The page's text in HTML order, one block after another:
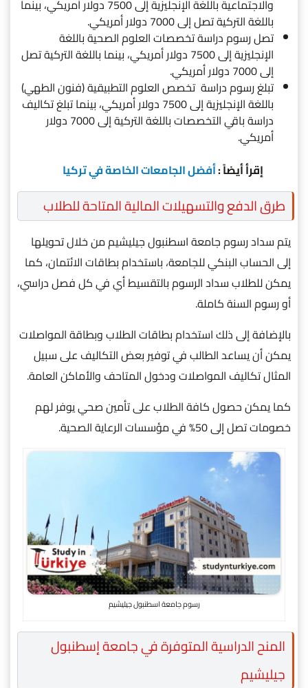
والاجتماعية باللغة الإنجليزية إلى 7500 دولار أمريكي، بينما
باللغة التركية تصل إلى 7000 دولار أمريكي.
تصل رسوم دراسة تخصصات العلوم الصحية باللغة
الإنجليزية إلى 7500 دولار أمريكي، بينما باللغة التركية تصل
إلى 7000 دولار أمريكي.
تبلغ رسوم دراسة تخصص العلوم التطبيقية (فنون الطهي)
باللغة الإنجليزية إلى 7500 دولار أمريكي، بينما تبلغ تكاليف
دراسة باقي التخصصات باللغة التركية إلى 7000 دولار
أمريكي.
إقرأ أيضاً :أفضل الجامعات الخاصة في تركيا
طرق الدفع والتسهيلات المالية المتاحة للطلاب
يتم سداد رسوم جامعة اسطنبول جيليشيم من خلال تحويلها
إلى الحساب البنكي للجامعة، باستخدام بطاقات الائتمان، كما
يمكن للطلاب سداد الرسوم بالتقسيط أي في كل فصل دراسي،
أو رسوم السنة كاملة.
بالإضافة إلى ذلك استخدام بطاقات الطلاب وبطاقة المواصلات
يمكن أن يساعد الطالب في توفير بعض التكاليف على سبيل
المثال تكاليف المواصلات ودخول المتاحف والأماكن العامة.
كما يمكن حصول كافة الطلاب على تأمين صحي يوفر لهم
خصومات تصل إلى 50% في مؤسسات الرعاية الصحية.
رسوم جامعة اسطنبول جيليشيم
المنح الدراسية المتوفرة في جامعة إسطنبول
جيليشيم